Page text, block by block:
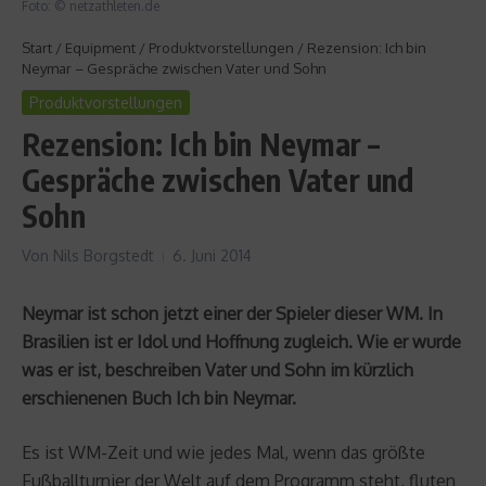
Foto: © netzathleten.de
Start / Equipment / Produktvorstellungen / Rezension: Ich bin
Neymar – Gespräche zwischen Vater und Sohn
Produktvorstellungen
Rezension: Ich bin Neymar –
Gespräche zwischen Vater und
Sohn
Von Nils Borgstedt 6. Juni 2014
Neymar ist schon jetzt einer der Spieler dieser WM. In
Brasilien ist er Idol und Hoffnung zugleich. Wie er wurde
was er ist, beschreiben Vater und Sohn im kürzlich
erschienenen Buch Ich bin Neymar.
Es ist WM-Zeit und wie jedes Mal, wenn das größte
Fußballturnier der Welt auf dem Programm steht, fluten